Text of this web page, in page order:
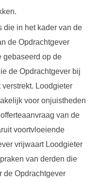
die in het kader van de
de Opdrachtgever
gebaseerd op de
de Opdrachtgever bij
Loodgieter
voor onjuistheden
van de
voortvloeiende
vrijwaart Loodgieter
van derden die
de Opdrachtgever